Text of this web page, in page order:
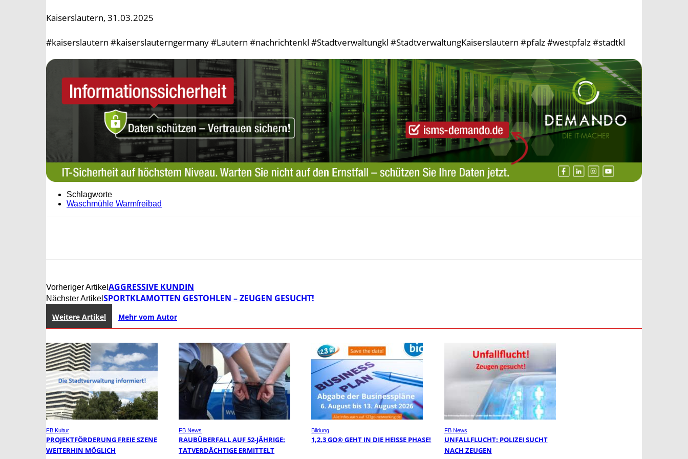
Kaiserslautern, 31.03.2025
#kaiserslautern #kaiserslauterngermany #Lautern #nachrichtenkl #Stadtverwaltungkl #StadtverwaltungKaiserslautern #pfalz #westpfalz #stadtkl
Schlagworte
Waschmühle Warmfreibad
Vorheriger Artikel AGGRESSIVE KUNDIN
Nächster Artikel SPORTKLAMOTTEN GESTOHLEN – ZEUGEN GESUCHT!
Weitere Artikel Mehr vom Autor
FB Kultur
PROJEKTFÖRDERUNG FREIE SZENE
WEITERHIN MÖGLICH
FB News
RAUBÜBERFALL AUF 52-JÄHRIGE:
TATVERDÄCHTIGE ERMITTELT
Bildung
1,2,3 GO® GEHT IN DIE HEISSE PHASE!
FB News
UNFALLFLUCHT: POLIZEI SUCHT
NACH ZEUGEN